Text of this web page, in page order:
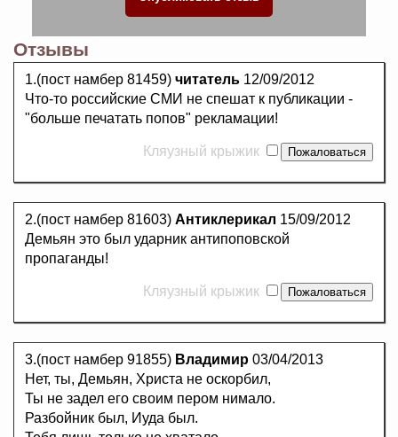
Отзывы
1.(пост намбер 81459) читатель 12/09/2012
Что-то российские СМИ не спешат к публикации -
"больше печатать попов" рекламации!
Кляузный крыжик
2.(пост намбер 81603) Антиклерикал 15/09/2012
Демьян это был ударник антипоповской
пропаганды!
Кляузный крыжик
3.(пост намбер 91855) Владимир 03/04/2013
Нет, ты, Демьян, Христа не оскорбил,
Ты не задел его своим пером нимало.
Разбойник был, Иуда был.